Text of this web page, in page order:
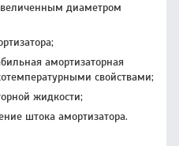
диаметром
амортизаторная
свойствами;
жидкости;
штока амортизатора.